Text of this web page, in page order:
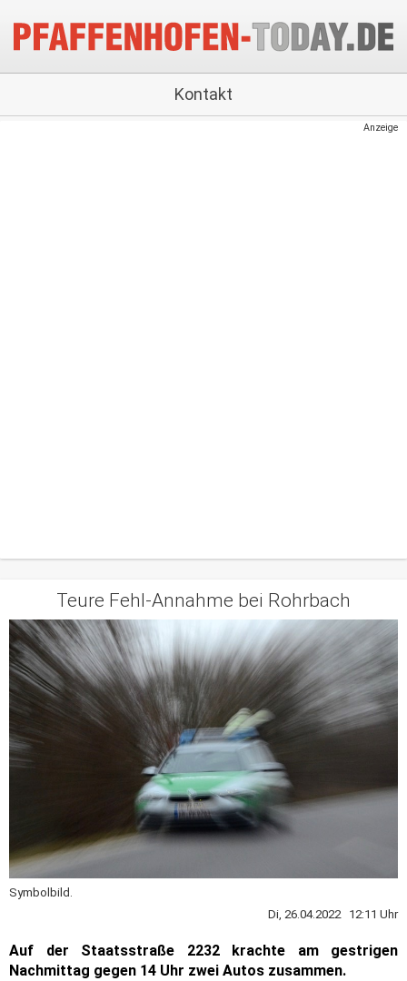
Kontakt
Anzeige
Teure Fehl-Annahme bei Rohrbach
Symbolbild.
Di, 26.04.2022 12:11 Uhr
Auf der Staatsstraße 2232 krachte am gestrigen
Nachmittag gegen 14 Uhr zwei Autos zusammen.